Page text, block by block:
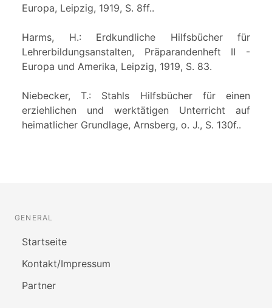
Europa, Leipzig, 1919, S. 8ff..
Harms, H.: Erdkundliche Hilfsbücher für
Lehrerbildungsanstalten, Präparandenheft II -
Europa und Amerika, Leipzig, 1919, S. 83.
Niebecker, T.: Stahls Hilfsbücher für einen
erziehlichen und werktätigen Unterricht auf
heimatlicher Grundlage, Arnsberg, o. J., S. 130f..
GENERAL
Startseite
Kontakt/Impressum
Partner